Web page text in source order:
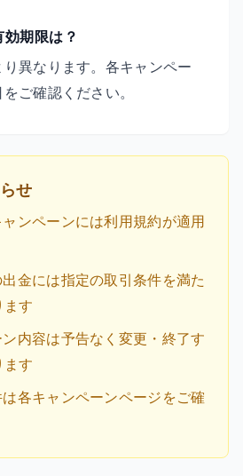
期限は？
異なります。各キャンペー
ご確認ください。
せ
ンペーンには利用規約が適用
金には指定の取引条件を満た
す
内容は予告なく変更・終了す
ます
各キャンペーンページをご確